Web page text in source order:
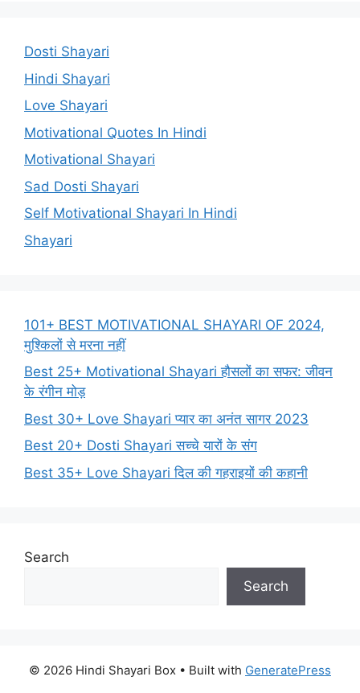
Dosti Shayari
Hindi Shayari
Love Shayari
Motivational Quotes In Hindi
Motivational Shayari
Sad Dosti Shayari
Self Motivational Shayari In Hindi
Shayari
101+ BEST MOTIVATIONAL SHAYARI OF 2024,
मुश्किलों से मरना नहीं
Best 25+ Motivational Shayari हौसलों का सफर: जीवन
के रंगीन मोड़
Best 30+ Love Shayari प्यार का अनंत सागर 2023
Best 20+ Dosti Shayari सच्चे यारों के संग
Best 35+ Love Shayari दिल की गहराइयों की कहानी
Search
Search
© 2026 Hindi Shayari Box • Built with GeneratePress